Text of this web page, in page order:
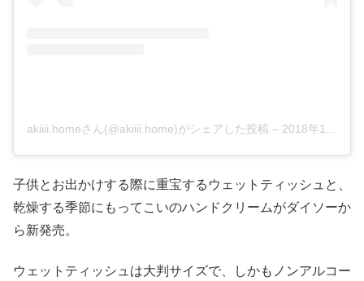
akiiii.homeさん(@akiiii.home)がシェアした投稿 – 2018年10月月19日午後4時29分PDT
子供とお出かけする際に重宝するウェットティッシュと、
乾燥する季節にもってこいのハンドクリームがダイソーか
ら新発売。
ウェットティッシュは大判サイズで、しかもノンアルコー